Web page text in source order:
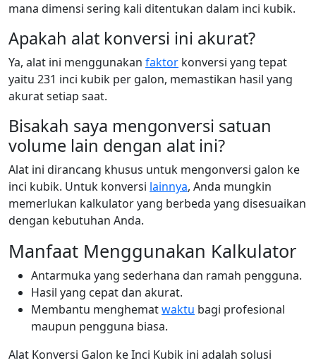
mana dimensi sering kali ditentukan dalam inci kubik.
Apakah alat konversi ini akurat?
Ya, alat ini menggunakan faktor konversi yang tepat
yaitu 231 inci kubik per galon, memastikan hasil yang
akurat setiap saat.
Bisakah saya mengonversi satuan
volume lain dengan alat ini?
Alat ini dirancang khusus untuk mengonversi galon ke
inci kubik. Untuk konversi lainnya, Anda mungkin
memerlukan kalkulator yang berbeda yang disesuaikan
dengan kebutuhan Anda.
Manfaat Menggunakan Kalkulator
Antarmuka yang sederhana dan ramah pengguna.
Hasil yang cepat dan akurat.
Membantu menghematwaktu bagi profesional
maupun pengguna biasa.
Alat Konversi Galon ke Inci Kubik ini adalah solusi